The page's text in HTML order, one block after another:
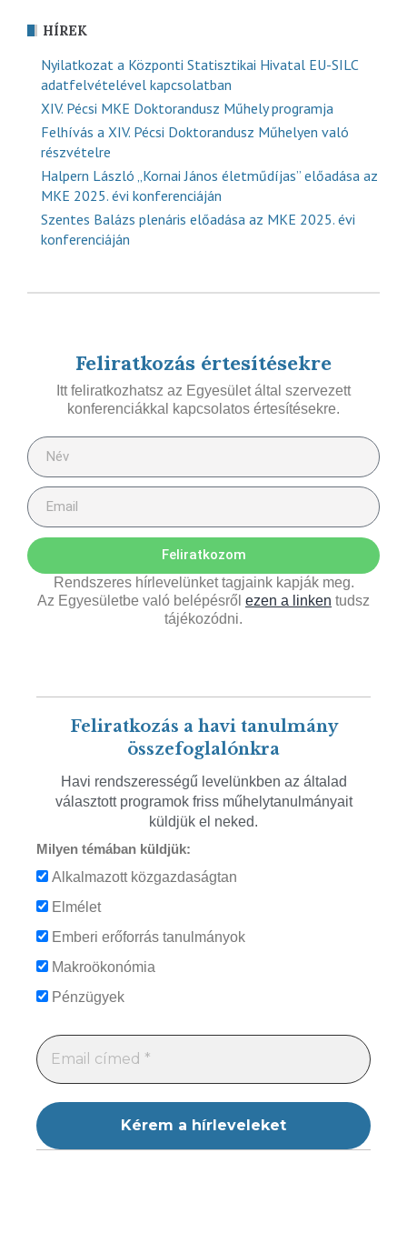
HÍREK
Nyilatkozat a Központi Statisztikai Hivatal EU-SILC
adatfelvételével kapcsolatban
XIV. Pécsi MKE Doktorandusz Műhely programja
Felhívás a XIV. Pécsi Doktorandusz Műhelyen való
részvételre
Halpern László „Kornai János életműdíjas” előadása az
MKE 2025. évi konferenciáján
Szentes Balázs plenáris előadása az MKE 2025. évi
konferenciáján
Feliratkozás értesítésekre
Itt feliratkozhatsz az Egyesület által szervezett
konferenciákkal kapcsolatos értesítésekre.
Feliratkozom
Rendszeres hírlevelünket tagjaink kapják meg.
Az Egyesületbe való belépésről ezen a linken tudsz
tájékozódni.
Feliratkozás a havi tanulmány
összefoglalónkra
Havi rendszerességű levelünkben az általad
választott programok friss műhelytanulmányait
küldjük el neked.
Milyen témában küldjük:
Alkalmazott közgazdaságtan
Elmélet
Emberi erőforrás tanulmányok
Makroökonómia
Pénzügyek